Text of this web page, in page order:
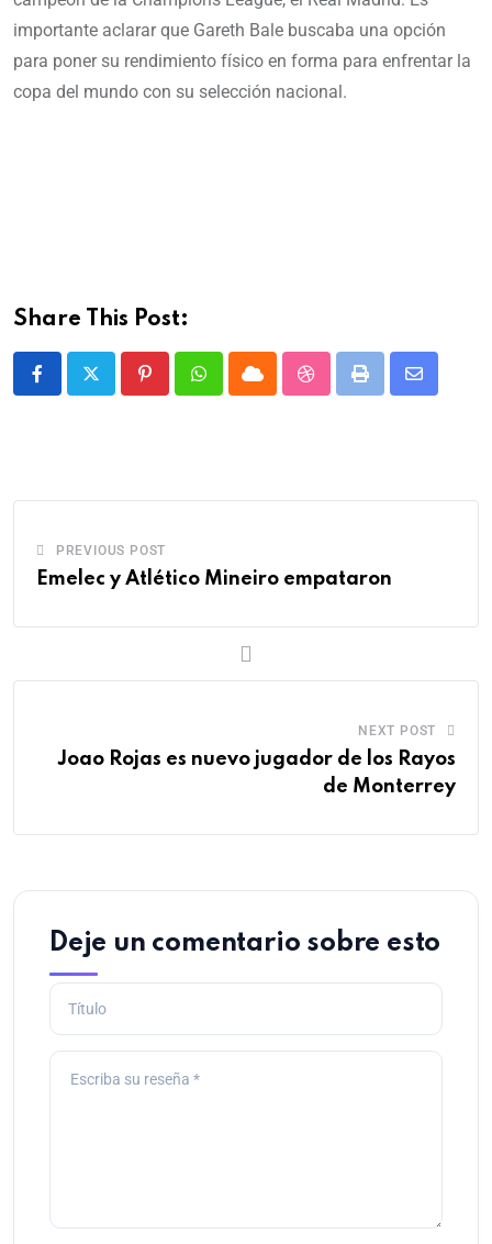
importante aclarar que Gareth Bale buscaba una opción
para poner su rendimiento físico en forma para enfrentar la
copa del mundo con su selección nacional.
Share This Post:
PREVIOUS POST
Emelec y Atlético Mineiro empataron
NEXT POST
Joao Rojas es nuevo jugador de los Rayos
de Monterrey
Deje un comentario sobre esto